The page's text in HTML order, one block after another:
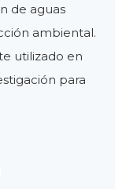
de aguas
ambiental.
utilizado en
para